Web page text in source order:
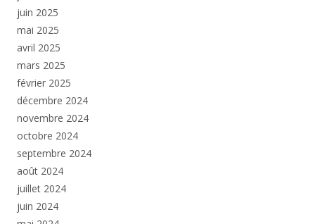
juin 2025
mai 2025
avril 2025
mars 2025
février 2025
décembre 2024
novembre 2024
octobre 2024
septembre 2024
août 2024
juillet 2024
juin 2024